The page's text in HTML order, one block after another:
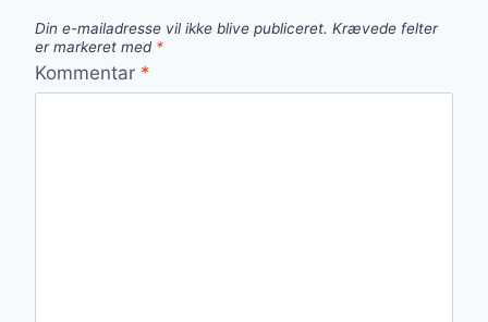
Din e-mailadresse vil ikke blive publiceret. Krævede felter
er markeret med *
Kommentar *